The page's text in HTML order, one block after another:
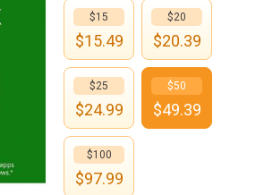
$15
$15.49
$20
$20.39
$25
$24.99
$50
$49.39
$100
$97.99